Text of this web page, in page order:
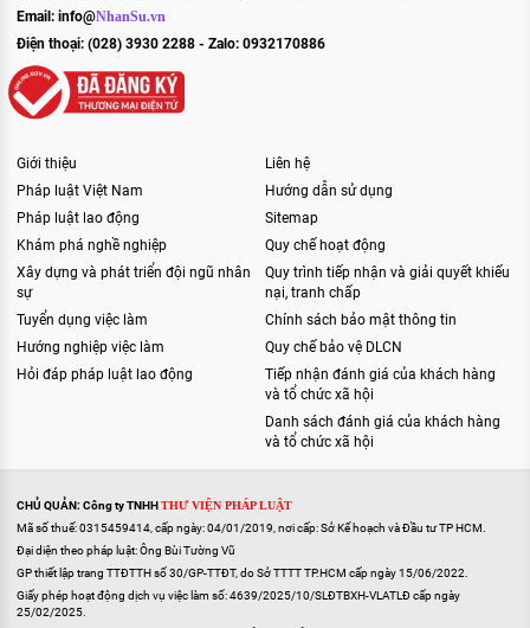
Email: info@NhanSu.vn
Điện thoại: (028) 3930 2288 - Zalo: 0932170886
Giới thiệu
Pháp luật Việt Nam
Pháp luật lao động
Khám phá nghề nghiệp
Xây dựng và phát triển đội ngũ nhân
sự
Tuyển dụng việc làm
Hướng nghiệp việc làm
Hỏi đáp pháp luật lao động
Liên hệ
Hướng dẫn sử dụng
Sitemap
Quy chế hoạt động
Quy trình tiếp nhận và giải quyết khiếu
nại, tranh chấp
Chính sách bảo mật thông tin
Quy chế bảo vệ DLCN
Tiếp nhận đánh giá của khách hàng
và tổ chức xã hội
Danh sách đánh giá của khách hàng
và tổ chức xã hội
CHỦ QUẢN: Công ty TNHH THƯ VIỆN PHÁP LUẬT
Mã số thuế: 0315459414, cấp ngày: 04/01/2019, nơi cấp: Sở Kế hoạch và Đầu tư TP HCM.
Đại diện theo pháp luật: Ông Bùi Tường Vũ
GP thiết lập trang TTĐTTH số 30/GP-TTĐT, do Sở TTTT TP.HCM cấp ngày 15/06/2022.
Giấy phép hoạt động dịch vụ việc làm số: 4639/2025/10/SLĐTBXH-VLATLĐ cấp ngày
25/02/2025.